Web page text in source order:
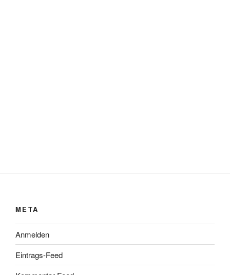
META
Anmelden
Eintrags-Feed